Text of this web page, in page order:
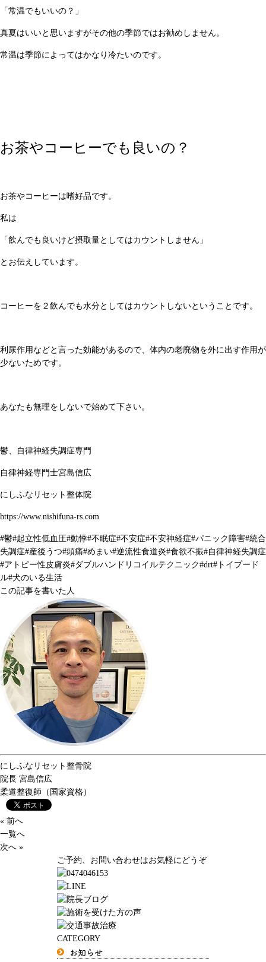
「常温でもいいの？」
真夏はいいと思いますがその他の季節ではお勧めしません。
常温は季節によってはかなり冷たいのです。
お茶やコーヒーでも良いの？
お茶やコーヒーは嗜好品です。
私は
「飲んでも良いけど摂取量としてはカウントしません」
とお伝えしています。
コーヒーを２飲んでも水分としてはカウントしないということです。
利尿作用などと言った効能があるので、体内の老廃物を外に出す作用が
少ないためです。
あなたも無理をしないで始めて下さい。
鬱、自律神経失調症専門
自律神経専門士宮島信広
にしふなリセット整体院
https://www.nishifuna-rs.com
#鬱#起立性低血圧#動悸#不眠症#不安症#不安神経症#パニック障害#統合
失調症#産後うつ#頭痛#めまい#逆流性食道炎#食欲不振#自律神経失調症
#アトピー性皮膚炎#ダブルハンドリコイルテクニック#drt# トイプード
ル#犬のいる生活
この記事を書いた人
にしふなリセット整骨院
院長 宮島信広
柔道整復師（国家資格）
« 前へ
一覧へ
次へ »
ご予約、お問い合わせはお気軽にどうぞ
CATEGORY
お知らせ